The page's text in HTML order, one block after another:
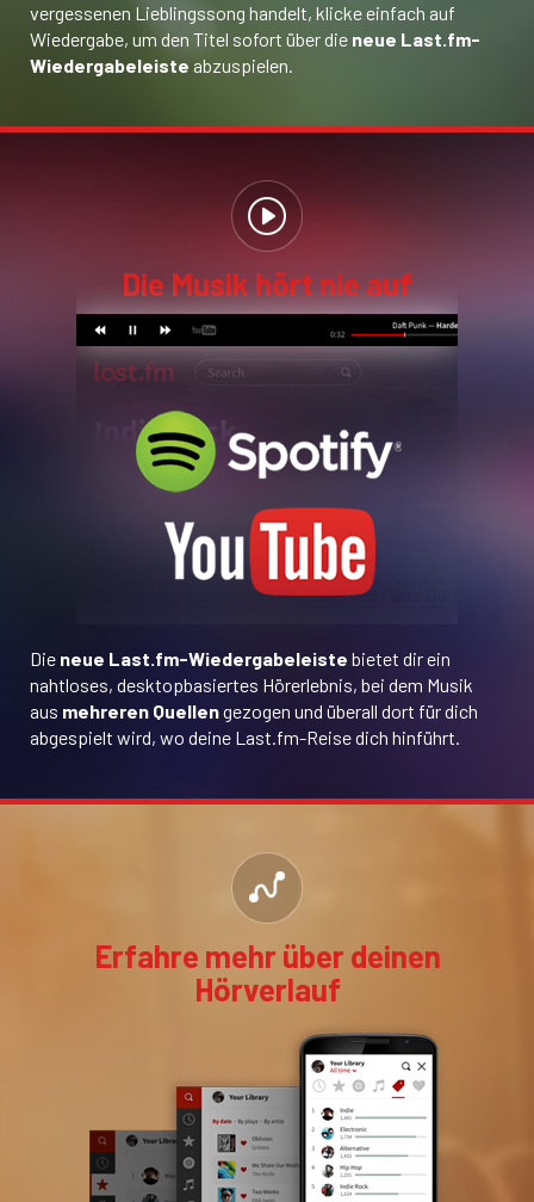
vergessenen Lieblingssong handelt, klicke einfach auf
Wiedergabe, um den Titel sofort über die neue Last.fm-
Wiedergabeleiste abzuspielen.
Die Musik hört nie auf
Die neue Last.fm-Wiedergabeleiste bietet dir ein
nahtloses, desktopbasiertes Hörerlebnis, bei dem Musik
aus mehreren Quellengezogen und überall dort für dich
abgespielt wird, wo deine Last.fm-Reise dich hinführt.
Erfahre mehr über deinen
Hörverlauf